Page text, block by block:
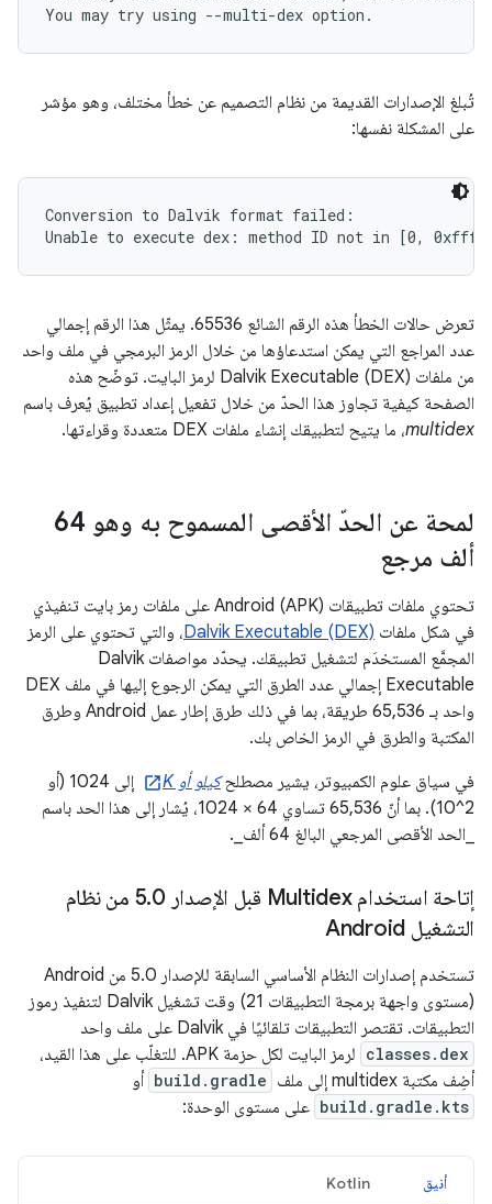
تُبلغ الإصدارات القديمة من نظام التصميم عن خطأ مختلف، وهو مؤشر
على المشكلة نفسها:
Conversion to Dalvik format failed:
تعرض حالات الخطأ هذه الرقم الشائع 65536. يمثّل هذا الرقم إجمالي
عدد المراجع التي يمكن استدعاؤها من خلال الرمز البرمجي في ملف واحد
من ملفات Dalvik Executable (DEX) لرمز البايت. توضّح هذه
الصفحة كيفية تجاوز هذا الحدّ من خلال تفعيل إعداد تطبيق يُعرف باسم
multidex، ما يتيح لتطبيقك إنشاء ملفات DEX متعددة وقراءتها.
لمحة عن الحدّ الأقصى المسموح به وهو 64
ألف مرجع
تحتوي ملفات تطبيقات Android (APK) على ملفات رمز بايت تنفيذي
في شكل ملفات Dalvik Executable (DEX)، والتي تحتوي على الرمز
المجمَّع المستخدَم لتشغيل تطبيقك. يحدّد مواصفات Dalvik
Executable إجمالي عدد الطرق التي يمكن الرجوع إليها في ملف DEX
واحد بـ 65,536 طريقة، بما في ذلك طرق إطار عمل Android وطرق
المكتبة والطرق في الرمز الخاص بك.
في سياق علوم الكمبيوتر، يشير مصطلحكيلو أو K
إلى 1024 (أو
2^10). بما أنّ 65,536 تساوي 64 × 1024، يُشار إلى هذا الحد باسم
_الحد الأقصى المرجعي البالغ 64 ألف_.
إتاحة استخدام Multidex قبل الإصدار 5 .
0 من نظام
التشغيل Android
تستخدم إصدارات النظام الأساسي السابقة للإصدار 5.0 من Android
(مستوى واجهة برمجة التطبيقات 21) وقت تشغيل Dalvik لتنفيذ رموز
التطبيقات. تقتصر التطبيقات تلقائيًا في Dalvik على ملف واحد
classes.dex
لرمز البايت لكل حزمة APK. للتغلّب على هذا القيد،
أضِف مكتبة multidex إلى ملف
build.gradle أو
build.gradle.kts على مستوى الوحدة:
أنيق Kotlin